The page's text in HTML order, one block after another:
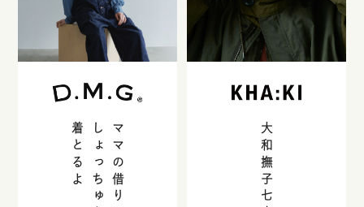
ママの借りて
しょっちゅう
着とるよ 大和撫子七変化